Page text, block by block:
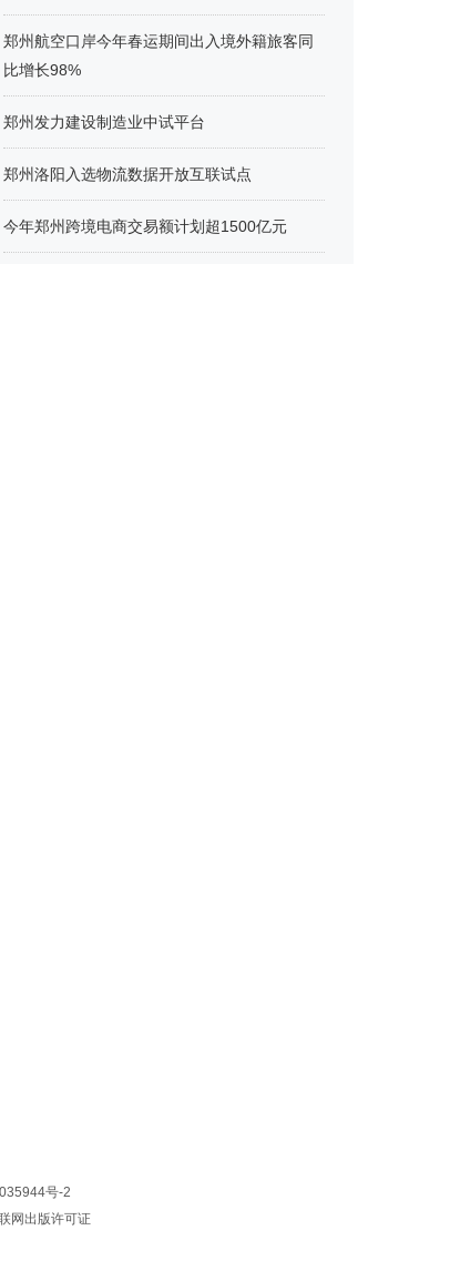
郑州航空口岸今年春运期间出入境外籍旅客同
比增长98%
郑州发力建设制造业中试平台
郑州洛阳入选物流数据开放互联试点
今年郑州跨境电商交易额计划超1500亿元
号-2
网出版许可证